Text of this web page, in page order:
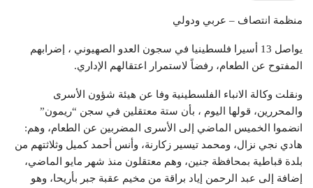
منظمة انتصاف – عربي ودولي
يواصل 13 أسيرا فلسطينيا في سجون العدو الصهيوني ، إضرابهم
المفتوح عن الطعام، رفضاً لاستمرار اعتقالهم الإداري.
ونقلت وكالة الانباء الفلسطينية وفا عن هيئة شؤون الأسرى
والمحررين، قولها اليوم ، بأن ستة معتقلين في سجن “ريمون”
انضموا الخميس الماضي إلى الأسرى المضربين عن الطعام، وهم:
هادي نجي نزال، ومحمد تيسير زكارنة، وأنس أحمد كميل وثلاثتهم من
بلدة قباطية بمحافظة جنين، وهم معتقلون منذ شهر مايو الماضي،
إضافة إلى عبد الرحمن إياد براقة من مخيم عقبة جبر بأريحا، وهو